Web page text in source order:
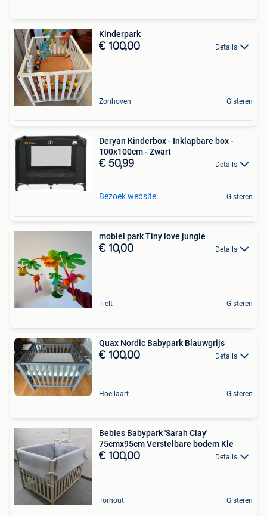
Kinderpark
€ 100,00 Details
Zonhoven Gisteren
Deryan Kinderbox - Inklapbare box -
100x100cm - Zwart
€ 50,99 Details
Bezoek website Gisteren
mobiel park Tiny love jungle
€ 10,00 Details
Tielt Gisteren
Quax Nordic Babypark Blauwgrijs
€ 100,00 Details
Hoeilaart Gisteren
Bebies Babypark 'Sarah Clay'
75cmx95cm Verstelbare bodem Kle
€ 100,00 Details
Torhout Gisteren